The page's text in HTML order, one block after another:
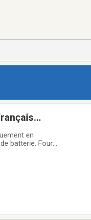
en
batterie. Fourni